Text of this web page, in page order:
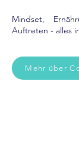
Mindset,
Auftreten - alles
Mehr über